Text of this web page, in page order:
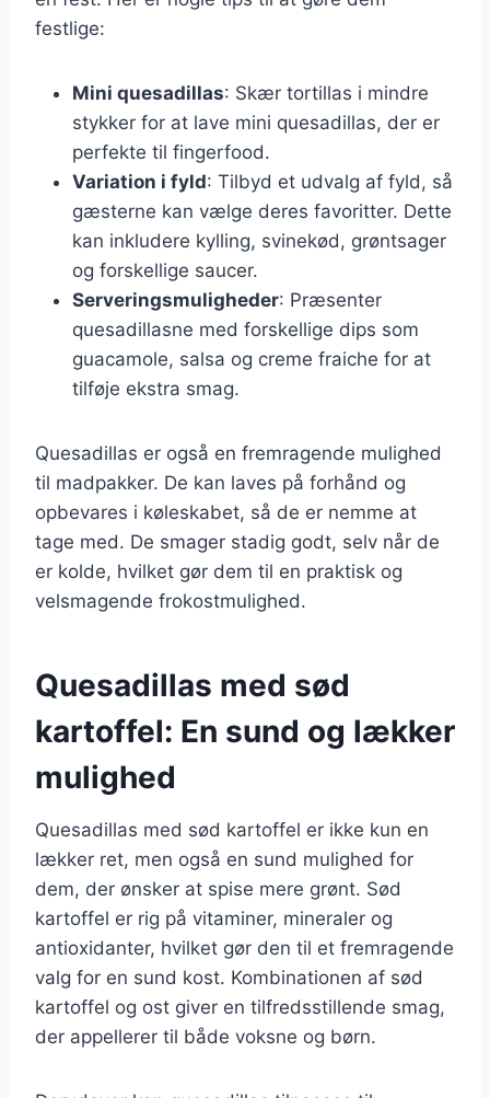
festlige:
Mini quesadillas: Skær tortillas i mindre
stykker for at lave mini quesadillas, der er
perfekte til fingerfood.
Variation i fyld: Tilbyd et udvalg af fyld, så
gæsterne kan vælge deres favoritter. Dette
kan inkludere kylling, svinekød, grøntsager
og forskellige saucer.
Serveringsmuligheder: Præsenter
quesadillasne med forskellige dips som
guacamole, salsa og creme fraiche for at
tilføje ekstra smag.
Quesadillas er også en fremragende mulighed
til madpakker. De kan laves på forhånd og
opbevares i køleskabet, så de er nemme at
tage med. De smager stadig godt, selv når de
er kolde, hvilket gør dem til en praktisk og
velsmagende frokostmulighed.
Quesadillas med sød
kartoffel: En sund og lækker
mulighed
Quesadillas med sød kartoffel er ikke kun en
lækker ret, men også en sund mulighed for
dem, der ønsker at spise mere grønt. Sød
kartoffel er rig på vitaminer, mineraler og
antioxidanter, hvilket gør den til et fremragende
valg for en sund kost. Kombinationen af sød
kartoffel og ost giver en tilfredsstillende smag,
der appellerer til både voksne og børn.